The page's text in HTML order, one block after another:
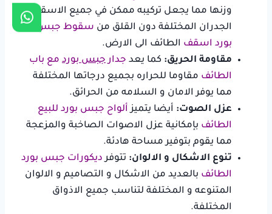
وزنها مما يجعل تركيبه ممكن في جميع الاسقف و
الجدران المختلفة دون القلق من سقوط جبس
بورد اسقف الطائف الى الارض.
مقاومة الحريق: كما يعد جدارجبس بورد مع باب
الطائف مقاوما للحراره بجميع درجاتها المختلفة
مما يوفر الامان و السلامه من الحرائق.
عزل الصوت: أيضا يتميز ألواح جبس بورد للبيع
الطائف بإمكانية عزل الاصوات الصاخبة والمزعجة
مما يقوم بتوفير مساحة هادئة.
تنوع الاشكال و الالوان: تتوفرديكورات جبس بورد
الطائف بالعديد من الاشكال و التصاميم و الالوان
المتنوعه و المختلفة لتناسب جميع الاذواق
المختلفة.